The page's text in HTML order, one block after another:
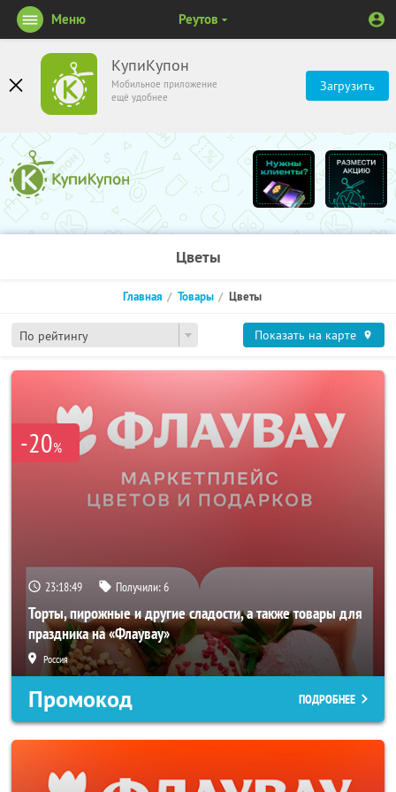
КупиКупон
Мобильное приложение
ещё удобнее
Загрузить
Меню Реутов
Цветы
По рейтингу
Главная Товары Цветы
Показать на карте
-20%
23:18:49 Получили:6
Торты, пирожные и другие сладости, а также товары для
праздника на «Флаувау»
Россия
Промокод ПОДРОБНЕЕ